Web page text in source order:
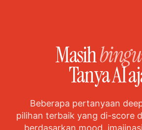
Masih
Tanya AI
Beberapa pertanyaan
pilihan terbaik yang di-score